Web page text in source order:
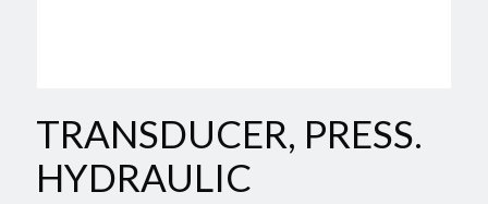
TRANSDUCER, PRESS.
HYDRAULIC